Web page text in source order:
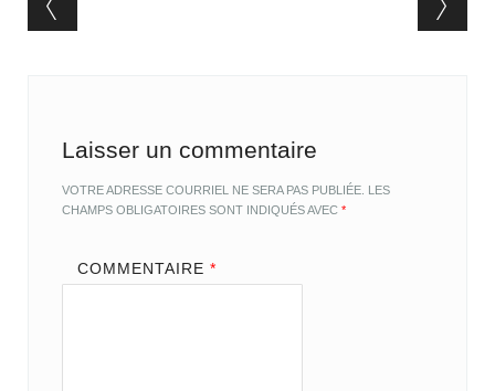
Post navigation
Laisser un commentaire
VOTRE ADRESSE COURRIEL NE SERA PAS PUBLIÉE. LES
CHAMPS OBLIGATOIRES SONT INDIQUÉS AVEC*
COMMENTAIRE *